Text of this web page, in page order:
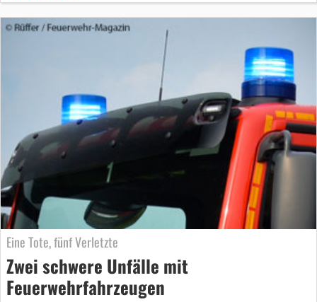
Eine Tote, fünf Verletzte
Zwei schwere Unfälle mit
Feuerwehrfahrzeugen